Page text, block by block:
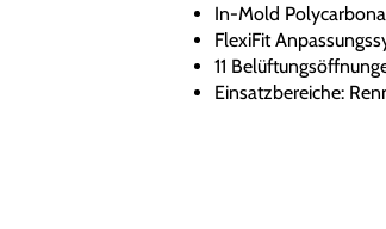
In-Mold
FlexiFit
11
Einsatzbereiche: